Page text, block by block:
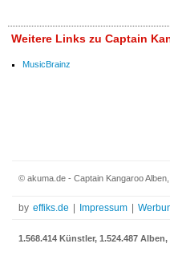
Weitere Links zu Captain
MusicBrainz
© akuma.de - Captain Kangaroo
by effiks.de Impressum
1.568.414 Künstler, 1.524.487